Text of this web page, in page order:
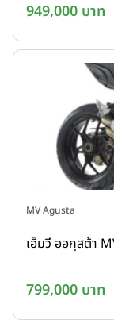
949,000 บาท
MV Agusta
เอ็มวี ออกุสต้า
799,000 บาท